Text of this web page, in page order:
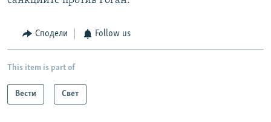
Сподели Follow us
This item is part of
Вести Свет